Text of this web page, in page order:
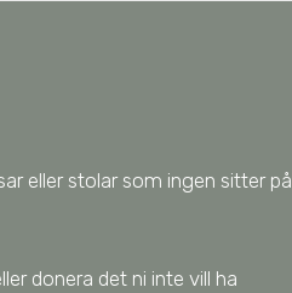
eller stolar som ingen sitter på
donera det ni inte vill ha